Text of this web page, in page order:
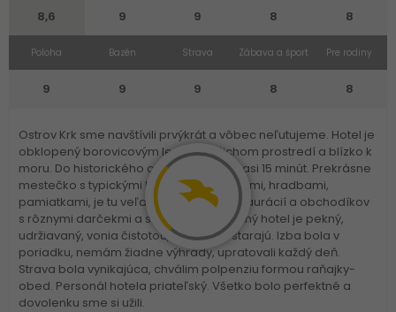
8,6 9 9 8 8
Poloha
9
Bazén
9
Strava
9
Zábava a šport
8
Pre rodiny
8
Ostrov Krk sme navštívili prvýkrát a vôbec neľutujeme. Hotel je
obklopený borovicovým lesíkom v tichom prostredí a blízko k
moru. Do historického centra je to peši asi 15 minút. Prekrásne
mestečko s typickými kamennými uličkami, hradbami,
pamiatkami, je tu veľa kaviarničiek, reštaurácií a obchodíkov
s rôznymi darčekmi a suvenírmi. Samotný hotel je pekný,
udržiavaný, vonia čistotou, naozaj sa starajú. Izba bola v
poriadku, nemám žiadne výhrady, upratovali každý deň.
Strava bola vynikajúca, chválim polpenziu formou raňajky-
obed. Personál hotela priateľský. Všetko bolo perfektné a
dovolenku sme si užili.